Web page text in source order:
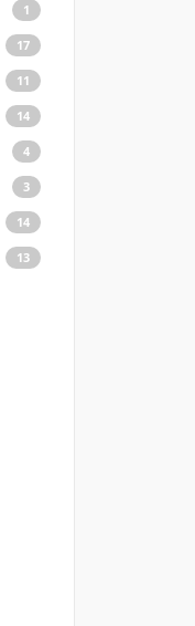
1
17
11
14
4
3
14
13